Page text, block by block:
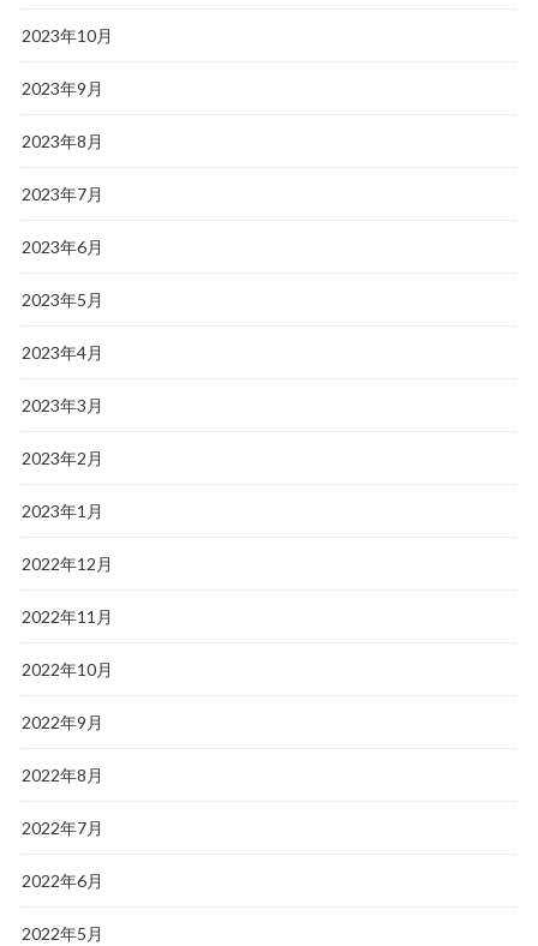
2023年10月
2023年9月
2023年8月
2023年7月
2023年6月
2023年5月
2023年4月
2023年3月
2023年2月
2023年1月
2022年12月
2022年11月
2022年10月
2022年9月
2022年8月
2022年7月
2022年6月
2022年5月